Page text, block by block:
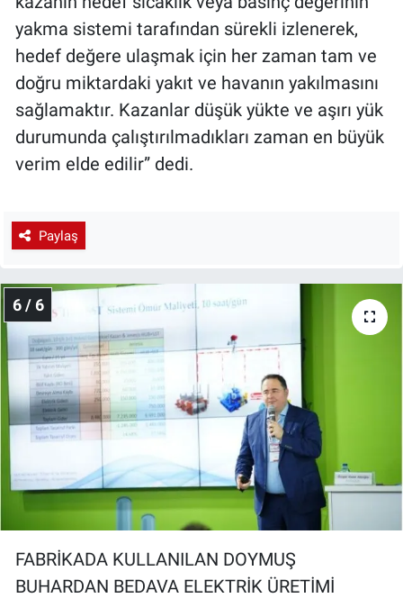
yakma sistemi tarafından sürekli izlenerek,
hedef değere ulaşmak için her zaman tam ve
doğru miktardaki yakıt ve havanın yakılmasını
sağlamaktır. Kazanlar düşük yükte ve aşırı yük
durumunda çalıştırılmadıkları zaman en büyük
verim elde edilir” dedi.
Paylaş
6 / 6
FABRİKADA KULLANILAN DOYMUŞ
BUHARDAN BEDAVA ELEKTRİK ÜRETİMİ